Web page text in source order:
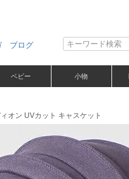
ブログ
ベビー 小物
オン UVカット キャスケット